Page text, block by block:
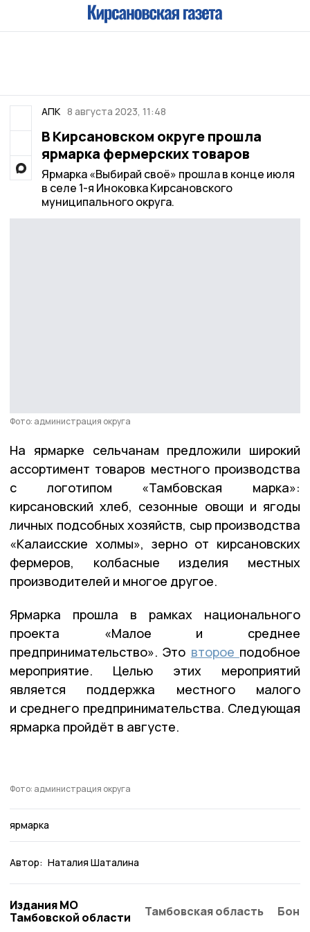
АПК 8 августа 2023, 11:48
В Кирсановском округе прошла
ярмарка фермерских товаров
Ярмарка «Выбирай своё» прошла в конце июля
в селе 1-я Иноковка Кирсановского
муниципального округа.
Фото: администрация округа
На ярмарке сельчанам предложили широкий
ассортимент товаров местного производства
с логотипом «Тамбовская марка»:
кирсановский хлеб, сезонные овощи и ягоды
личных подсобных хозяйств, сыр производства
«Калаисские холмы», зерно от кирсановских
фермеров, колбасные изделия местных
производителей и многое другое.
Ярмарка прошла в рамках национального
проекта «Малое и среднее
предпринимательство». Это второе подобное
мероприятие. Целью этих мероприятий
является поддержка местного малого
и среднего предпринимательства. Следующая
ярмарка пройдёт в августе.
Фото: администрация округа
ярмарка
Автор: Наталия Шаталина
Издания МО
Тамбовской области
Тамбовская область